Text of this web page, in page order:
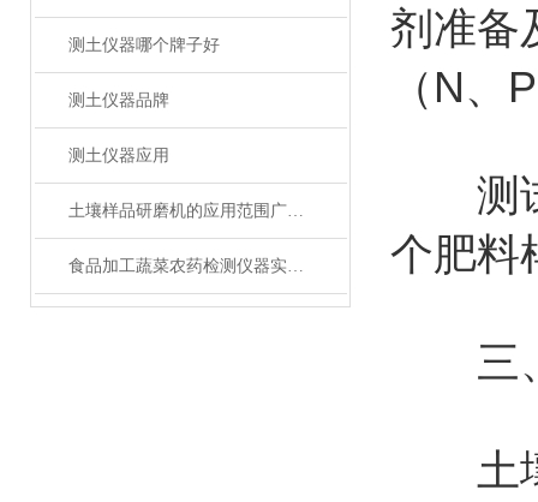
测土仪器哪个牌子好
测土仪器品牌
测土仪器应用
土壤样品研磨机的应用范围广泛，你知道多少？
食品加工蔬菜农药检测仪器实验室装备技术分析方案
剂准备
（N
测试
个肥料
三、
土壤